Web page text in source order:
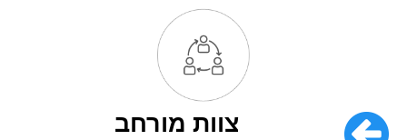
צוות מורחב